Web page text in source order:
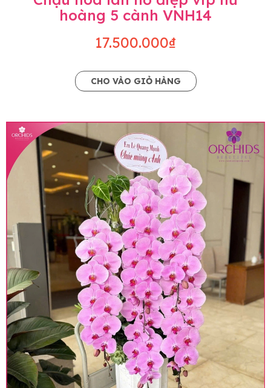
hoàng 5 cành VNH14
17.500.000₫
CHO VÀO GIỎ HÀNG